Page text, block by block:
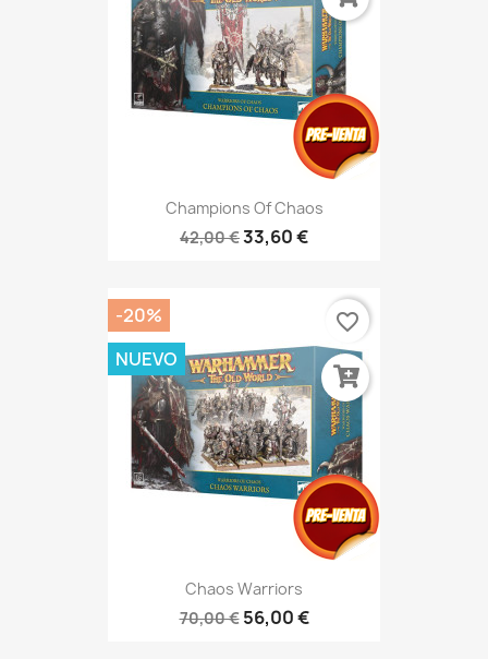
Champions Of Chaos
42,00 €33,60 €
Chaos Warriors
70,00 € 56,00 €
-20%
NUEVO
favorite_border